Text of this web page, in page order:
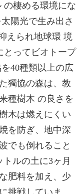
の棲める環境にな
陽光で生み出さ
えられ地球環 境
とってビオトープ
40種類以上の広
獨協の森は、教
種樹木 の良さを
木は燃えにくい
を防ぎ、地中深
でも倒れること
ルの土に3ヶ月
肥料を加え、少
挑戦していま